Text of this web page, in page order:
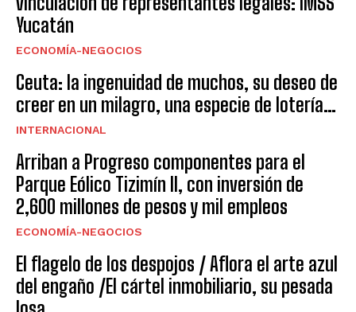
Yucatán
ECONOMÍA-NEGOCIOS
Ceuta: la ingenuidad de muchos, su deseo de
creer en un milagro, una especie de lotería…
INTERNACIONAL
Arriban a Progreso componentes para el
Parque Eólico Tizimín II, con inversión de
2,600 millones de pesos y mil empleos
ECONOMÍA-NEGOCIOS
El flagelo de los despojos / Aflora el arte azul
del engaño /El cártel inmobiliario, su pesada